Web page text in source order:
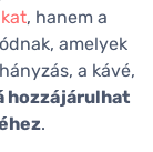
, hanem a
amelyek
a kávé,
hozzájárulhat
.